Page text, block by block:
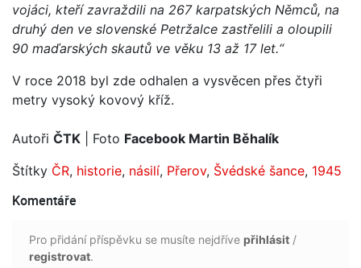
vojáci, kteří zavraždili na 267 karpatských Němců, na
druhý den ve slovenské Petržalce zastřelili a oloupili
90 maďarských skautů ve věku 13 až 17 let.“
V roce 2018 byl zde odhalen a vysvěcen přes čtyři
metry vysoký kovový kříž.
Autoři ČTK | Foto Facebook Martin Běhalík
Štítky ČR, historie, násilí, Přerov, Švédské šance, 1945
Komentáře
Pro přidání příspěvku se musíte nejdříve přihlásit /
registrovat.